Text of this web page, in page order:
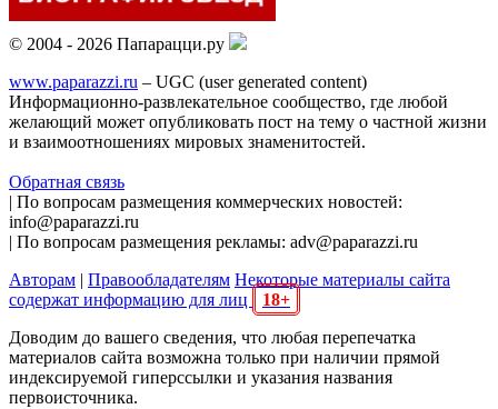
© 2004 - 2026 Папарацци.ру
www.paparazzi.ru – UGC (user generated content)
Информационно-развлекательное сообщество, где любой
желающий может опубликовать пост на тему о частной жизни
и взаимоотношениях мировых знаменитостей.
Обратная связь
| По вопросам размещения коммерческих новостей:
info@paparazzi.ru
| По вопросам размещения рекламы: adv@paparazzi.ru
Авторам | Правообладателям Некоторые материалы сайта
содержат информацию для лиц
18+
Доводим до вашего сведения, что любая перепечатка
материалов сайта возможна только при наличии прямой
индексируемой гиперссылки и указания названия
первоисточника.